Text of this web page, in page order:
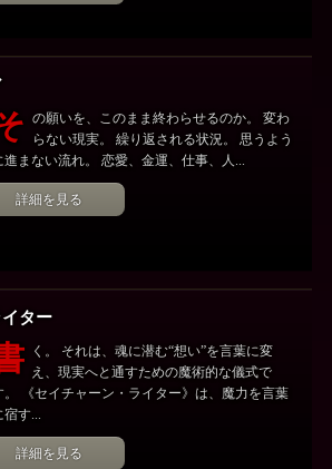
の願いを、このまま終わらせるのか。 変わ
らない現実。 繰り返される状況。 思うよう
進まない流れ。 恋愛、金運、仕事、人...
詳細を見る
ター
く。 それは、魂に潜む“想い”を言葉に変
え、現実へと通すための魔術的な儀式で
。 《セイチャーン・ライター》は、魔力を言葉
宿す...
詳細を見る